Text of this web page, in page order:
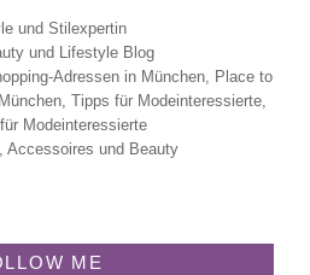
und Stilexpertin
und Lifestyle Blog
Adressen in München, Place to
Tipps für Modeinteressierte,
Modeinteressierte
Accessoires und Beauty
ME